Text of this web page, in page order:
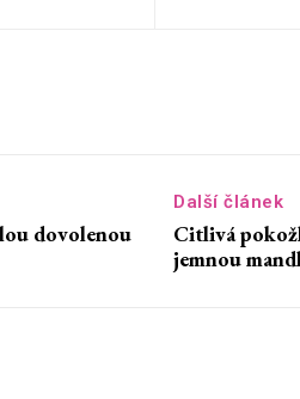
dovolenou
Další článek
Citlivá
jemnou